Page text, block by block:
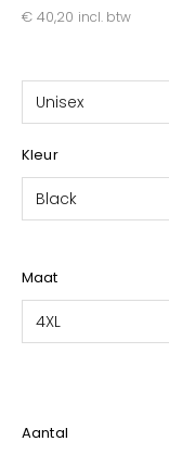
€ 40,20 incl. btw
Unisex
Kleur
Black
Maat
4XL
Aantal